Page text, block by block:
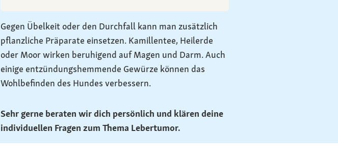
Gegen Übelkeit oder den Durchfall kann man zusätzlich
pflanzliche Präparate einsetzen. Kamillentee, Heilerde
oder Moor wirken beruhigend auf Magen und Darm. Auch
einige entzündungshemmende Gewürze können das
Wohlbefinden des Hundes verbessern.
Sehr gerne beraten wir dich persönlich und klären deine
individuellen Fragen zum Thema Lebertumor.